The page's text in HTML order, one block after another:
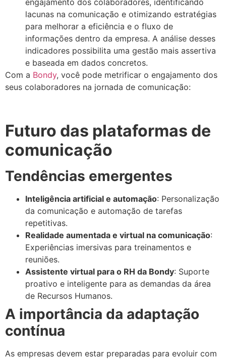
engajamento dos colaboradores, identificando
lacunas na comunicação e otimizando estratégias
para melhorar a eficiência e o fluxo de
informações dentro da empresa. A análise desses
indicadores possibilita uma gestão mais assertiva
e baseada em dados concretos.
Com a Bondy, você pode metrificar o engajamento dos
seus colaboradores na jornada de comunicação:
Futuro das plataformas de
comunicação
Tendências emergentes
Inteligência artificial e automação: Personalização
da comunicação e automação de tarefas
repetitivas.
Realidade aumentada e virtual na comunicação:
Experiências imersivas para treinamentos e
reuniões.
Assistente virtual para o RH da Bondy: Suporte
proativo e inteligente para as demandas da área
de Recursos Humanos.
A importância da adaptação
contínua
As empresas devem estar preparadas para evoluir com